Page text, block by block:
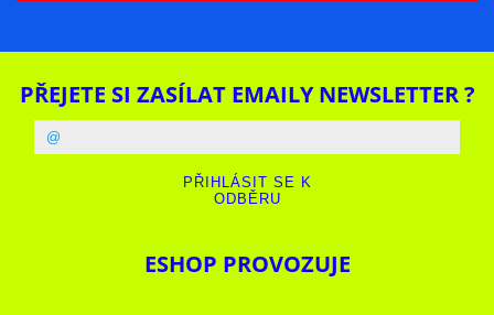
PŘEJETE SI ZASÍLAT EMAILY NEWSLETTER ?
ESHOP PROVOZUJE